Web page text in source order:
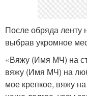
После обряда ленту
выбрав укромное
«Вяжу (Имя МЧ) на
вяжу (Имя МЧ) на
мое крепкое, вяжу